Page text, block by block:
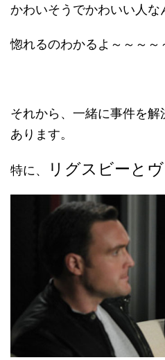
かわいそうでかわいい人な
惚れるのわかるよ～～～～
それから、一緒に事件を解
あります。
特に、 リグスビーと